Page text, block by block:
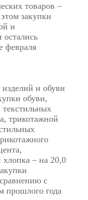
товаров –
закупки
и
остались
февраля
и обуви
обуви,
трикотажной
– на 20,0
с
прошлого года